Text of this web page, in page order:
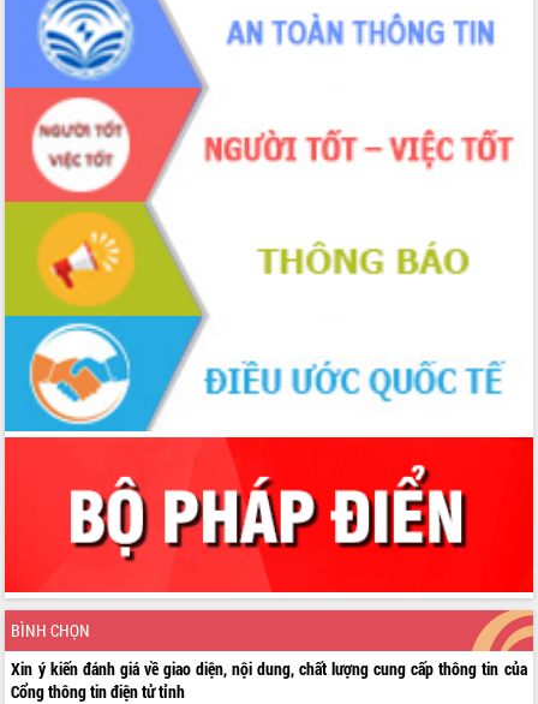
BÌNH CHỌN
Xin ý kiến đánh giá về giao diện, nội dung, chất lượng cung cấp thông tin của
Cổng thông tin điện tử tỉnh